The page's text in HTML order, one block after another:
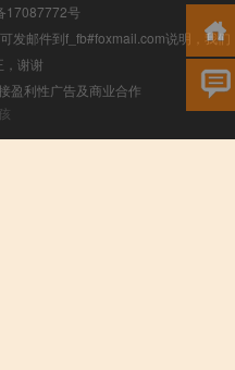
17087772号
发邮件到f_fb#foxmail.com说明，我们
，谢谢
盈利性广告及商业合作